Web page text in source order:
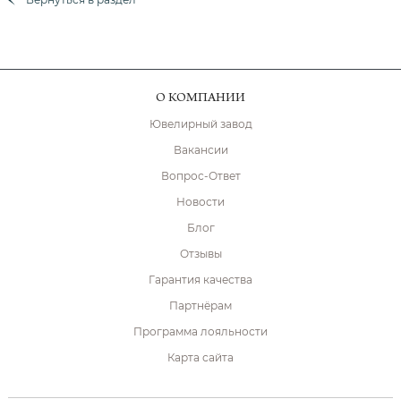
О КОМПАНИИ
Ювелирный завод
Вакансии
Вопрос-Ответ
Новости
Блог
Отзывы
Гарантия качества
Партнёрам
Программа лояльности
Карта сайта